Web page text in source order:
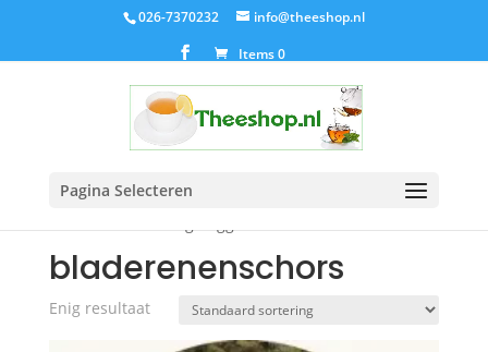
026-7370232
info@theeshop.nl
Items 0
Pagina Selecteren
bladerenenschors
Enig resultaat